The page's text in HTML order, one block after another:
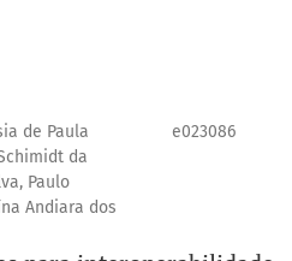
de Paula
da
Paulo
Andiara dos
e023086